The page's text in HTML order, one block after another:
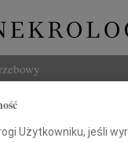
Użytkowniku, jeśli